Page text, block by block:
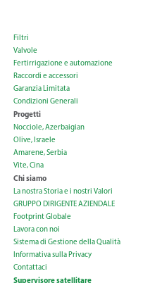
Filtri
Valvole
Fertirrigazione e automazione
Raccordi e accessori
Garanzia Limitata
Condizioni Generali
Progetti
Nocciole, Azerbaigian
Olive, Israele
Amarene, Serbia
Vite, Cina
Chi siamo
La nostra Storia e i nostri Valori
GRUPPO DIRIGENTE AZIENDALE
Footprint Globale
Lavora con noi
Sistema di Gestione della Qualità
Informativa sulla Privacy
Contattaci
Supervisore satellitare